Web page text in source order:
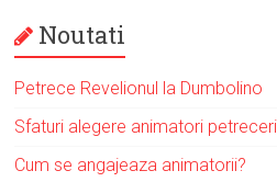
Noutati
Petrece Revelionul la Dumbolino
Sfaturi alegere animatori petreceri
Cum se angajeaza animatorii?